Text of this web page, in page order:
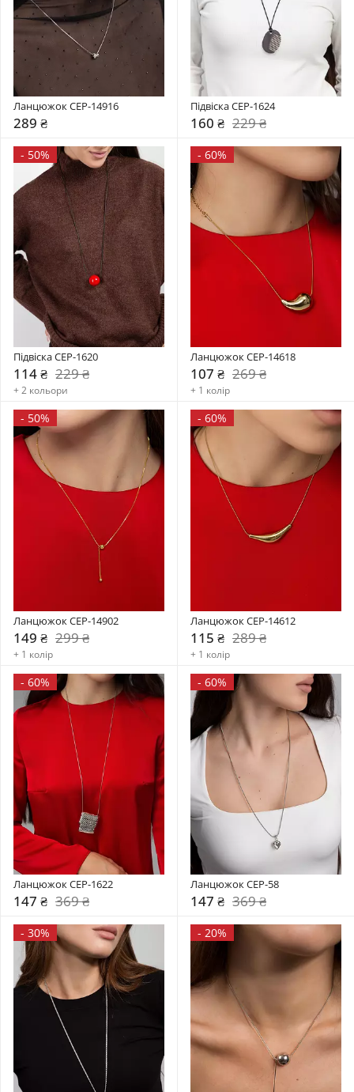
Ланцюжок CEP-14916
289 ₴
Підвіска CEP-1624
160 ₴ 229 ₴
- 50%
Підвіска CEP-1620
114 ₴ 229 ₴
+ 2 кольори
- 60%
Ланцюжок CEP-14618
107 ₴ 269 ₴
+ 1 колір
- 50%
Ланцюжок CEP-14902
149 ₴ 299 ₴
+ 1 колір
- 60%
Ланцюжок CEP-14612
115 ₴ 289 ₴
+ 1 колір
- 60%
Ланцюжок CEP-1622
147 ₴ 369 ₴
- 60%
Ланцюжок CEP-58
147 ₴ 369 ₴
- 30% - 20%